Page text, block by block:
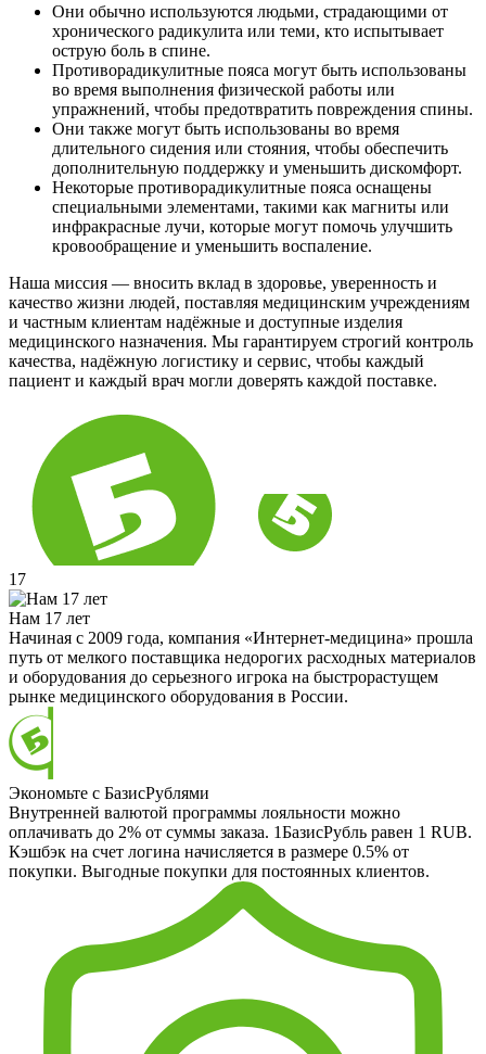
Они обычно используются людьми, страдающими от
хронического радикулита или теми, кто испытывает
острую боль в спине.
Противорадикулитные пояса могут быть использованы
во время выполнения физической работы или
упражнений, чтобы предотвратить повреждения спины.
Они также могут быть использованы во время
длительного сидения или стояния, чтобы обеспечить
дополнительную поддержку и уменьшить дискомфорт.
Некоторые противорадикулитные пояса оснащены
специальными элементами, такими как магниты или
инфракрасные лучи, которые могут помочь улучшить
кровообращение и уменьшить воспаление.
Наша миссия — вносить вклад в здоровье, уверенность и
качество жизни людей, поставляя медицинским учреждениям
и частным клиентам надёжные и доступные изделия
медицинского назначения. Мы гарантируем строгий контроль
качества, надёжную логистику и сервис, чтобы каждый
пациент и каждый врач могли доверять каждой поставке.
17
Нам 17 лет
Начиная с 2009 года, компания «Интернет-медицина» прошла
путь от мелкого поставщика недорогих расходных материалов
и оборудования до серьезного игрока на быстрорастущем
рынке медицинского оборудования в России.
Экономьте с БазисРублями
Внутренней валютой программы лояльности можно
оплачивать до 2% от суммы заказа. 1БазисРубль равен 1 RUB.
Кэшбэк на счет логина начисляется в размере 0.5% от
покупки. Выгодные покупки для постоянных клиентов.